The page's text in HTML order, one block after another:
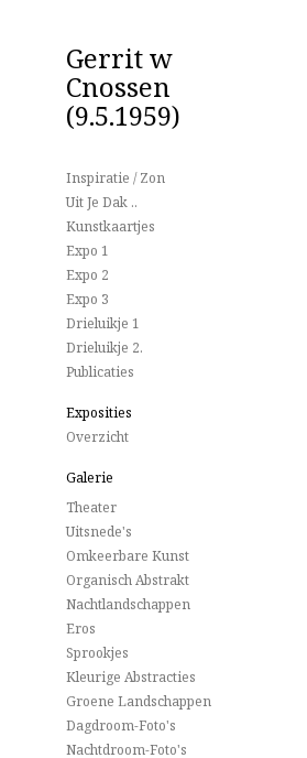
Gerrit w
Cnossen
(9.5.1959)
Inspiratie / Zon
Uit Je Dak ..
Kunstkaartjes
Expo 1
Expo 2
Expo 3
Drieluikje 1
Drieluikje 2.
Publicaties
Exposities
Overzicht
Galerie
Theater
Uitsnede's
Omkeerbare Kunst
Organisch Abstrakt
Nachtlandschappen
Eros
Sprookjes
Kleurige Abstracties
Groene Landschappen
Dagdroom-Foto's
Nachtdroom-Foto's